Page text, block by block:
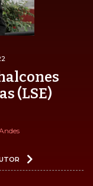
(LSE)